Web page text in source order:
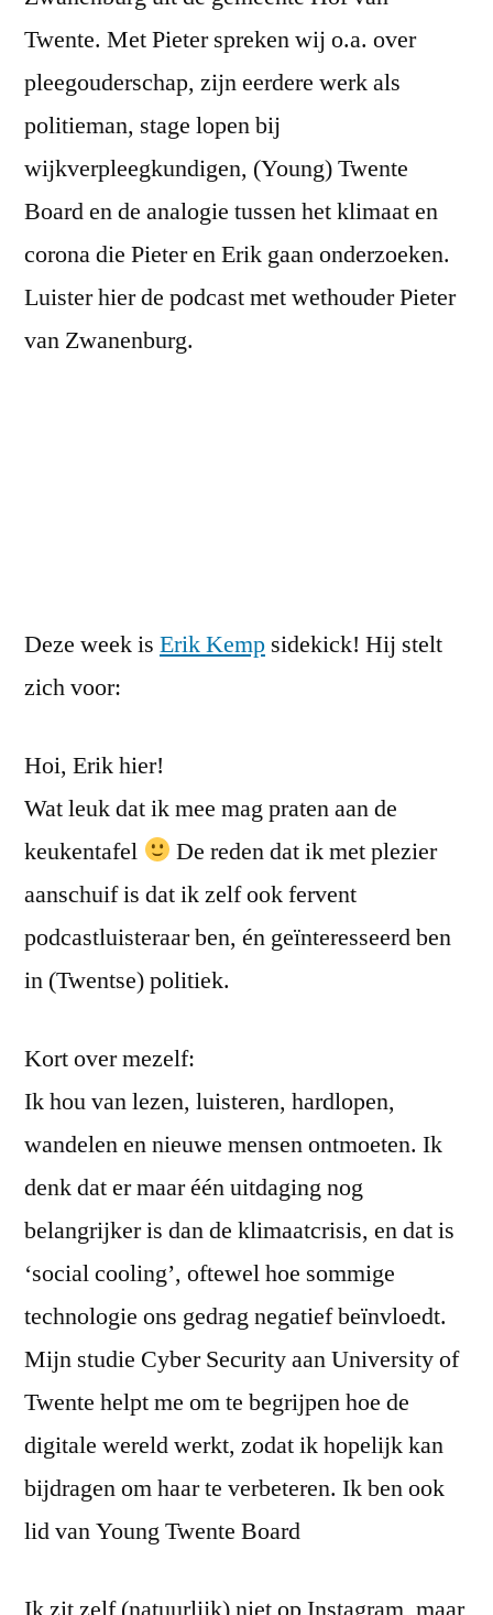
Hof
Twente
Twente. Met Pieter spreken wij o.a. over
pleegouderschap, zijn eerdere werk als
politieman, stage lopen bij
wijkverpleegkundigen, (Young) Twente
Board en de analogie tussen het klimaat en
corona die Pieter en Erik gaan onderzoeken.
Luister hier de podcast met wethouder Pieter
van Zwanenburg.
Deze week is Erik Kemp sidekick! Hij stelt
zich voor:
Hoi, Erik hier!
Wat leuk dat ik mee mag praten aan de
keukentafel
De reden dat ik met plezier
aanschuif is dat ik zelf ook fervent
podcastluisteraar ben, én geïnteresseerd ben
in (Twentse) politiek.
Kort over mezelf:
Ik hou van lezen, luisteren, hardlopen,
wandelen en nieuwe mensen ontmoeten. Ik
denk dat er maar één uitdaging nog
belangrijker is dan de klimaatcrisis, en dat is
‘social cooling’, oftewel hoe sommige
technologie ons gedrag negatief beïnvloedt.
Mijn studie Cyber Security aan University of
Twente helpt me om te begrijpen hoe de
digitale wereld werkt, zodat ik hopelijk kan
bijdragen om haar te verbeteren. Ik ben ook
lid van Young Twente Board